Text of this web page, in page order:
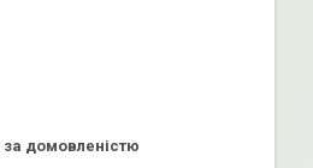
за домовленістю